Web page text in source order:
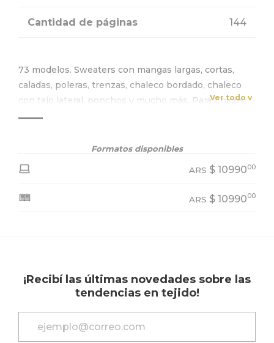
Cantidad de páginas 144
73 modelos. Sweaters con mangas largas, cortas,
caladas, poleras, trenzas, chaleco bordado, chaleco
con tajo lateral, ponchos y mucho más. Para Chicos,
moda divertida! Chaleco con capucha, sweater con
Bebés, tapaditos, manta, batita, bombachudo... Y para
la casa banderines, felpudo, manta y almohadón.
Ver todo v
Formatos disponibles
ARS $ 1099000
ARS $ 1099000
¡Recibí las últimas novedades sobre las
tendencias en tejido!